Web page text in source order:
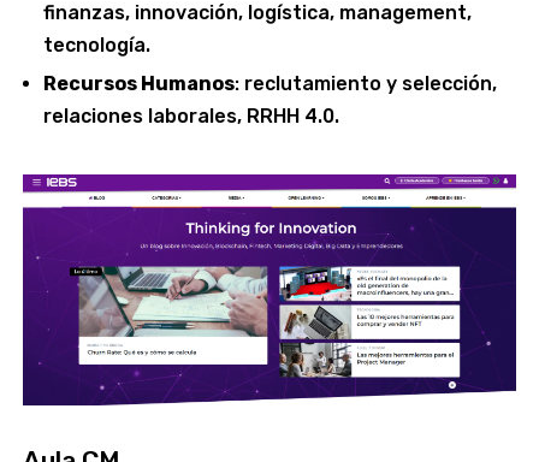
finanzas, innovación, logística, management,
tecnología.
Recursos Humanos: reclutamiento y selección,
relaciones laborales, RRHH 4.0.